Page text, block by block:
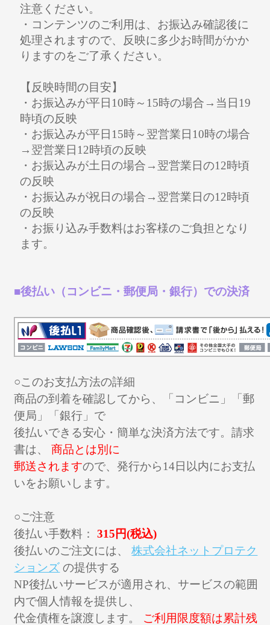
注意ください。
・コンテンツのご利用は、お振込み確認後に
処理されますので、反映に多少お時間がかか
りますのをご了承ください。
【反映時間の目安】
・お振込みが平日10時～15時の場合→当日19
時頃の反映
・お振込みが平日15時～翌営業日10時の場合
→翌営業日12時頃の反映
・お振込みが土日の場合→翌営業日の12時頃
の反映
・お振込みが祝日の場合→翌営業日の12時頃
の反映
・お振り込み手数料はお客様のご負担となり
ます。
■後払い（コンビニ・郵便局・銀行）での決済
○このお支払方法の詳細
商品の到着を確認してから、「コンビニ」「郵
便局」「銀行」で
後払いできる安心・簡単な決済方法です。請求
書は、商品とは別に
郵送されますので、発行から14日以内にお支払
いをお願いします。
○ご注意
後払い手数料：315円(税込)
後払いのご注文には、株式会社ネットプロテク
ションズ の提供する
NP後払いサービスが適用され、サービスの範囲
内で個人情報を提供し、
代金債権を譲渡します。 ご利用限度額は累計残